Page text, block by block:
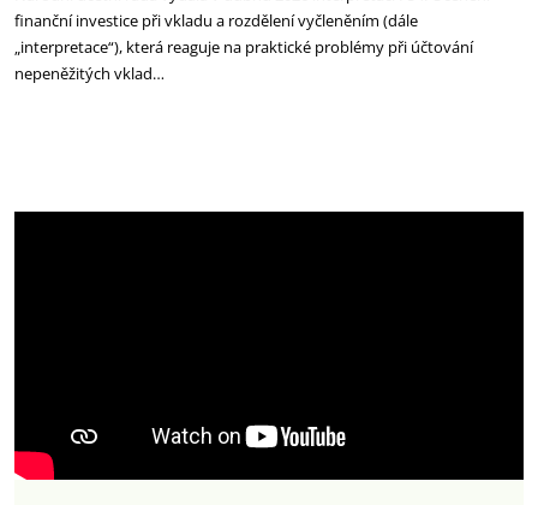
finanční investice při vkladu a rozdělení vyčleněním (dále
„interpretace“), která reaguje na praktické problémy při účtování
nepeněžitých vklad…